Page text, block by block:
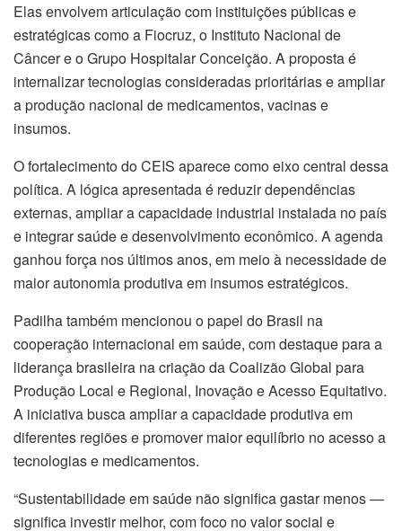
Elas envolvem articulação com instituições públicas e
estratégicas como a Fiocruz, o Instituto Nacional de
Câncer e o Grupo Hospitalar Conceição. A proposta é
internalizar tecnologias consideradas prioritárias e ampliar
a produção nacional de medicamentos, vacinas e
insumos.
O fortalecimento do CEIS aparece como eixo central dessa
política. A lógica apresentada é reduzir dependências
externas, ampliar a capacidade industrial instalada no país
e integrar saúde e desenvolvimento econômico. A agenda
ganhou força nos últimos anos, em meio à necessidade de
maior autonomia produtiva em insumos estratégicos.
Padilha também mencionou o papel do Brasil na
cooperação internacional em saúde, com destaque para a
liderança brasileira na criação da Coalizão Global para
Produção Local e Regional, Inovação e Acesso Equitativo.
A iniciativa busca ampliar a capacidade produtiva em
diferentes regiões e promover maior equilíbrio no acesso a
tecnologias e medicamentos.
“Sustentabilidade em saúde não significa gastar menos —
significa investir melhor, com foco no valor social e